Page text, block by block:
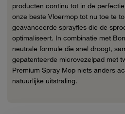
producten continu tot in de
onze beste Vloermop tot nu toe te
geavanceerde sprayfles die de
optimaliseert. In combinatie met
neutrale formule die snel droogt,
gepatenteerde microvezelpad met
Premium Spray Mop niets anders
natuurlijke uitstraling.